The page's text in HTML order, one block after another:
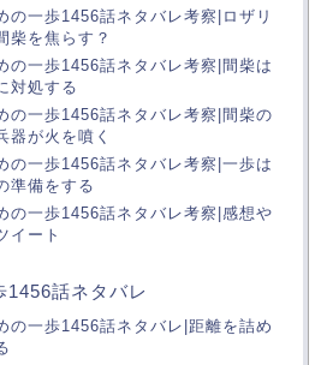
の一歩1456話ネタバレ考察|ロザリ
柴を焦らす？
の一歩1456話ネタバレ考察|間柴は
対処する
の一歩1456話ネタバレ考察|間柴の
器が火を噴く
の一歩1456話ネタバレ考察|一歩は
準備をする
の一歩1456話ネタバレ考察|感想や
イート
1456話ネタバレ
の一歩1456話ネタバレ|距離を詰め